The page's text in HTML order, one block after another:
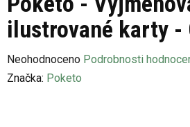
ilustrované karty -
Průměrné
hodnocení
Neohodnoceno Podrobnosti
Značka: Poketo